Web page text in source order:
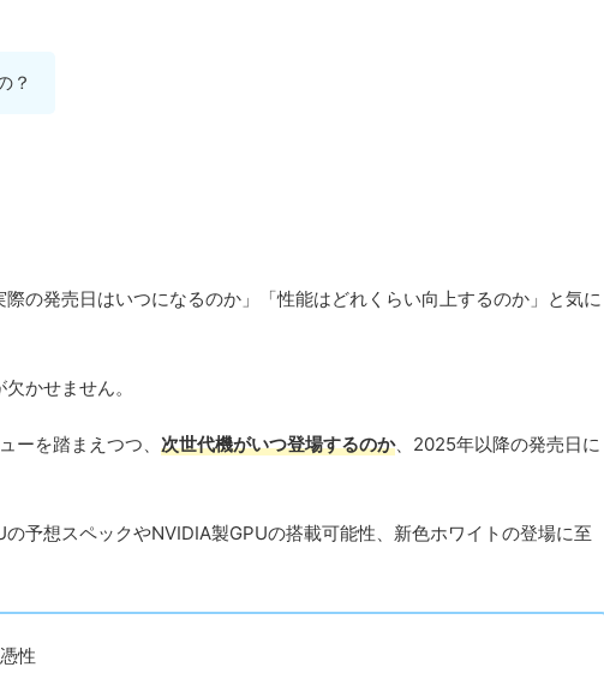
？
の発売日はいつになるのか」「性能はどれくらい向上するのか」と気に
かせません。
ーを踏まえつつ、 次世代機がいつ登場するのか、2025年以降の発売日に
予想スペックやNVIDIA製GPUの搭載可能性、新色ホワイトの登場に至
性